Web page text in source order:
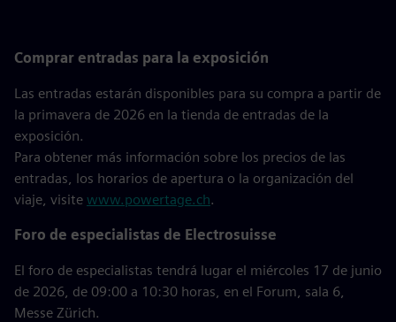
Comprar entradas para la exposición
Las entradas estarán disponibles para su compra a partir de
la primavera de 2026 en la tienda de entradas de la
exposición.
Para obtener más información sobre los precios de las
entradas, los horarios de apertura o la organización del
viaje, visite www.powertage.ch.
Foro de especialistas de Electrosuisse
El foro de especialistas tendrá lugar el miércoles 17 de junio
de 2026, de 09:00 a 10:30 horas, en el Forum, sala 6,
Messe Zürich.